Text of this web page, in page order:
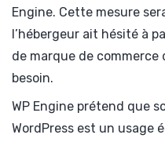
Engine. Cette mesure
l’hébergeur ait hésité à
de marque de
besoin.
WP Engine prétend que
WordPress est un usage